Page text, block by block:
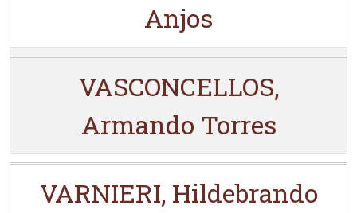
Anjos
VASCONCELLOS,
Armando Torres
VARNIERI, Hildebrando